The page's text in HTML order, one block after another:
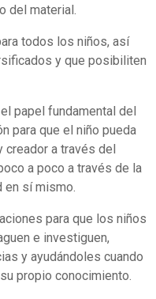
del material.
todos los niños, así
y que posibiliten
papel fundamental del
para que el niño pueda
a través del
a poco a través de la
en sí mismo.
para que los niños
e investiguen,
y ayudándoles cuando
propio conocimiento.